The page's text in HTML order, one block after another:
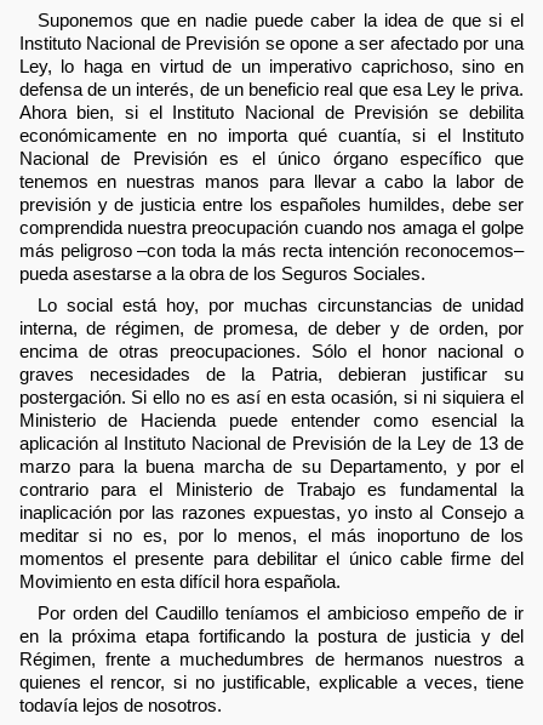
Suponemos que en nadie puede caber la idea de que si el
Instituto Nacional de Previsión se opone a ser afectado por una
Ley, lo haga en virtud de un imperativo caprichoso, sino en
defensa de un interés, de un beneficio real que esa Ley le priva.
Ahora bien, si el Instituto Nacional de Previsión se debilita
económicamente en no importa qué cuantía, si el Instituto
Nacional de Previsión es el único órgano específico que
tenemos en nuestras manos para llevar a cabo la labor de
previsión y de justicia entre los españoles humildes, debe ser
comprendida nuestra preocupación cuando nos amaga el golpe
más peligroso –con toda la más recta intención reconocemos–
pueda asestarse a la obra de los Seguros Sociales.
Lo social está hoy, por muchas circunstancias de unidad
interna, de régimen, de promesa, de deber y de orden, por
encima de otras preocupaciones. Sólo el honor nacional o
graves necesidades de la Patria, debieran justificar su
postergación. Si ello no es así en esta ocasión, si ni siquiera el
Ministerio de Hacienda puede entender como esencial la
aplicación al Instituto Nacional de Previsión de la Ley de 13 de
marzo para la buena marcha de su Departamento, y por el
contrario para el Ministerio de Trabajo es fundamental la
inaplicación por las razones expuestas, yo insto al Consejo a
meditar si no es, por lo menos, el más inoportuno de los
momentos el presente para debilitar el único cable firme del
Movimiento en esta difícil hora española.
Por orden del Caudillo teníamos el ambicioso empeño de ir
en la próxima etapa fortificando la postura de justicia y del
Régimen, frente a muchedumbres de hermanos nuestros a
quienes el rencor, si no justificable, explicable a veces, tiene
todavía lejos de nosotros.